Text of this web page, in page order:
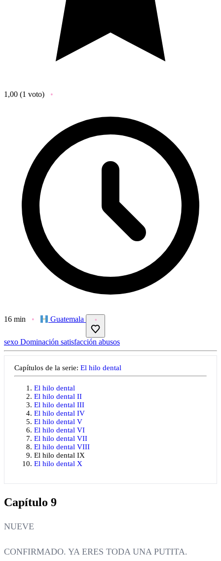
1,00 (1 voto)
16 min Guatemala
sexo Dominación satisfacción abusos
Capítulos de la serie: El hilo dental
El hilo dental
El hilo dental II
El hilo dental III
El hilo dental IV
El hilo dental V
El hilo dental VI
El hilo dental VII
El hilo dental VIII
El hilo dental IX
El hilo dental X
Capítulo 9
NUEVE
CONFIRMADO. YA ERES TODA UNA PUTITA.